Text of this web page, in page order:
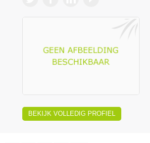
BEKIJK VOLLEDIG PROFIEL